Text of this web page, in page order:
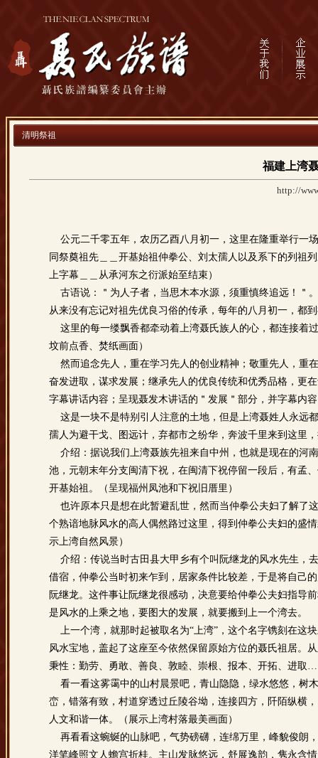
清明祭祖
福建上湾
http://
公元二千零五年，农历乙酉八月初一，这里在隆重举行一
同祭奠祖先＿＿开基始祖仲拳公、刘太孺人以及系下的列祖
上字幕＿＿从承河东之衍派始至结束）
古语说：＂为人子者，当思木本水源，须重慎终追远！＂
从来没有忘记对祖先优良习俗的传承，每年的八月初一，都
这里的每一缕飘香都牵动着上湾聂氏族人的心，都连接着
坟前点香、焚纸画面）
然而追念先人，重在学习先人的创业精神；敬重先人，重
奋发进取，谋求发展；继承先人的优良传统和优秀品格，更
字幕讲话内容；呈现聂发木讲话的＂发展＂部分，并字幕内
这是一块不是特别引人注意的土地，但是上湾聂姓人永远
孺人为避干戈、图远计，弃都市之纷华，奔波千里来到这里
介绍：据说我们上湾聂族先祖来自中州，也就是现在的河
池，元朝末年分支闽清下祝，在闽清下祝停留一段后，有孟
开基始祖。（呈现福州凤池和下祝旧厝里）
也许原本只是想在此暂避乱世，然而当仲拳公夫妇了解了
个熟谙地脉风水的高人偶然路过这里，得到仲拳公夫妇的盛
示上湾自然风景）
介绍：传说当时古田县大甲乡有个叫阮继龙的风水先生，
借宿，仲拳公当时初来乍到，居家条件比较差，于是将自己
阮继龙。这件事让阮继龙很感动，决意要给仲拳公夫妇指导
是风水的上乘之地，要图大的发展，就要搬到上一个湾去。
上一个湾，就那时起被取名为“上湾”，这个名字镌刻在这
风水宝地，盖起了这座至今依然保留原始方位的聂氏祖居。
秉性：勤劳、勇敢、善良、敦睦、崇根、报本、开拓、进
看一看这雾霭中的山村晨景吧，青山隐隐，绿水悠悠，树
峦，错落有致，村道穿透过丘陵谷坳，连接四方，阡陌纵横
人文和谐一体。（展示上湾村落最美画面）
再看看这蜿蜒的山脉吧，气势磅礴，连绵万里，峰貌俊朗
洋笔峰照文人蟾宫折桂。主山发脉悠远，舒展逸韵，隽永含